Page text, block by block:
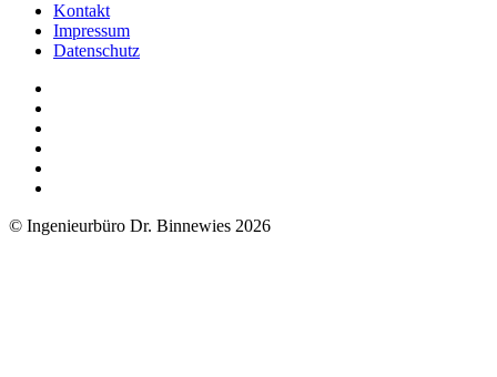
Kontakt
Impressum
Datenschutz
© Ingenieurbüro Dr. Binnewies 2026